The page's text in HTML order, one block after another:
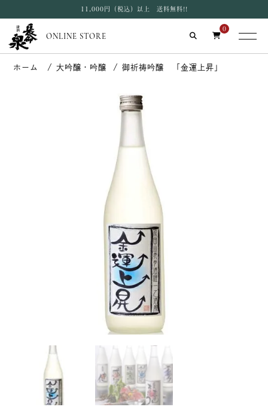
11,000円（税込）以上 送料無料!!
ONLINE STORE
0
大吟醸・吟醸 御祈祷吟醸 「金運上昇」